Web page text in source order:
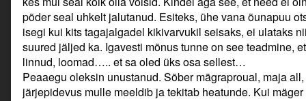
põder seal uhkelt jalutanud. Esiteks, ühe vana õunapuu
isegi kui kits tagajalgadel kikivarvukil seisaks, ei ulataks
suured jäljed ka. Igavesti mõnus tunne on see teadmine,
linnud, loomad….. et sa oled üks osa sellest…
Peaaegu oleksin unustanud. Sõber mägraproual, maja
järjepidevus mulle meeldib ja tekitab heatunde. Kui